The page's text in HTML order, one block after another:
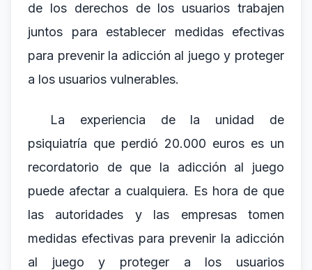
de los derechos de los usuarios trabajen
juntos para establecer medidas efectivas
para prevenir la adicción al juego y proteger
a los usuarios vulnerables.
La experiencia de la unidad de
psiquiatría que perdió 20.000 euros es un
recordatorio de que la adicción al juego
puede afectar a cualquiera. Es hora de que
las autoridades y las empresas tomen
medidas efectivas para prevenir la adicción
al juego y proteger a los usuarios